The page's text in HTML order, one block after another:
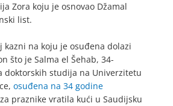
Zora koju je osnovao Džamal
list.
kazni na koju je osuđena dolazi
što je Salma el Šehab, 34-
doktorskih studija na Univerzitetu
osuđena na 34 godine
praznike vratila kući u Saudijsku